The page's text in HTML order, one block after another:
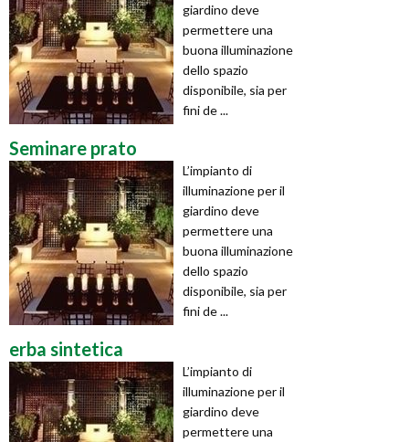
giardino deve
permettere una
buona illuminazione
dello spazio
disponibile, sia per
fini de ...
Seminare prato
L’impianto di
illuminazione per il
giardino deve
permettere una
buona illuminazione
dello spazio
disponibile, sia per
fini de ...
erba sintetica
L’impianto di
illuminazione per il
giardino deve
permettere una